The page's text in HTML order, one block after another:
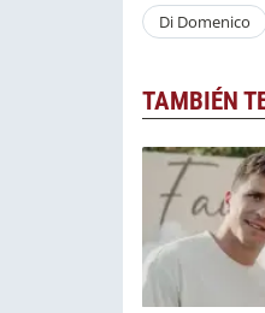
Di Domenico
TAMBIÉN